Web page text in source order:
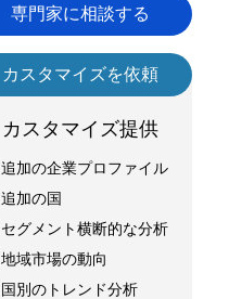
専門家に相談する
カスタマイズを依頼
カスタマイズ提供
追加の企業プロファイル
追加の国
セグメント横断的な分析
地域市場の動向
国別のトレンド分析